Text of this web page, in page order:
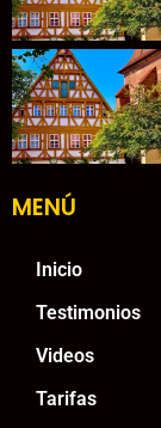
MENÚ
Inicio
Testimonios
Videos
Tarifas